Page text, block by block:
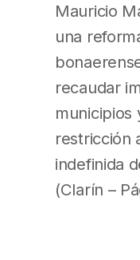
Mauricio
una
recaudar
municipios
restricción
indefinida
(Clarín –